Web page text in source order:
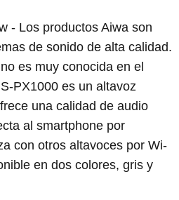
- Los productos Aiwa son
de sonido de alta calidad.
es muy conocida en el
PX1000 es un altavoz
una calidad de audio
al smartphone por
con otros altavoces por Wi-
en dos colores, gris y